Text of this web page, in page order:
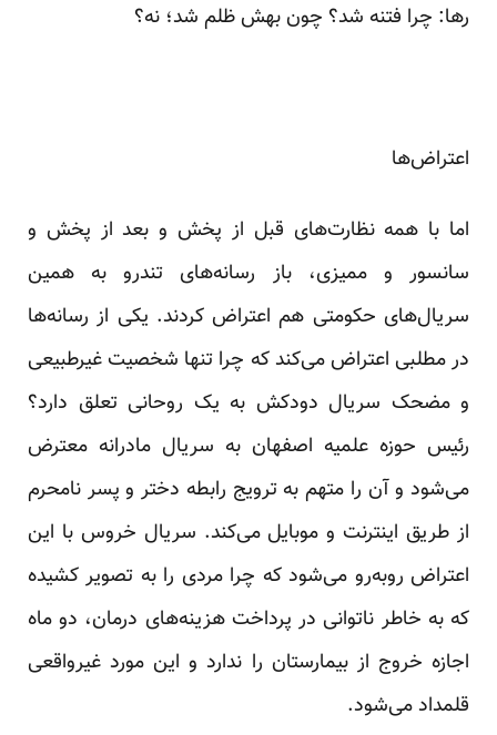
رها: چرا فتنه شد؟ چون بهش ظلم شد؛ نه؟
اعتراض‌ها
اما با همه نظارت‌های قبل از پخش و بعد از پخش و
سانسور و ممیزی، باز رسانه‌های تندرو به همین
سریال‌های حکومتی هم اعتراض کردند. یکی از رسانه‌ها
در مطلبی اعتراض می‌کند که چرا تنها شخصیت غیرطبیعی
و مضحک سریال دودکش به یک روحانی تعلق دارد؟
رئیس حوزه علمیه اصفهان به سریال مادرانه معترض
می‌شود و آن را متهم به ترویج رابطه دختر و پسر نامحرم
از طریق اینترنت و موبایل می‌کند. سریال خروس با این
اعتراض روبه‌رو می‌شود که چرا مردی را به تصویر کشیده
که به خاطر ناتوانی در پرداخت هزینه‌های درمان، دو ماه
اجازه خروج از بیمارستان را ندارد و این مورد غیرواقعی
قلمداد می‌شود.